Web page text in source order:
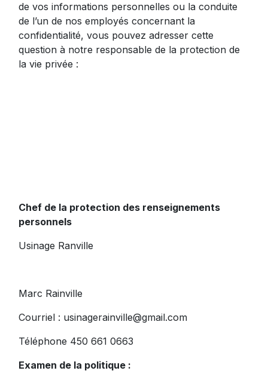
de vos informations personnelles ou la conduite
de l’un de nos employés concernant la
confidentialité, vous pouvez adresser cette
question à notre responsable de la protection de
la vie privée :
Chef de la protection des renseignements
personnels
Usinage Ranville
Marc Rainville
Courriel : usinagerainville@gmail.com
Téléphone 450 661 0663
Examen de la politique :